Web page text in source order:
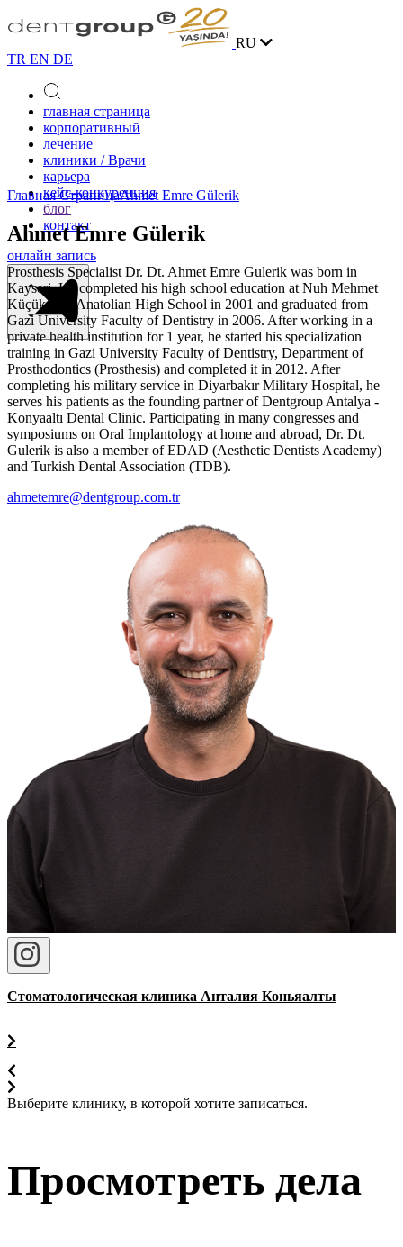
RU
TR EN DE
главная страница
корпоративный
лечение
клиники / Врачи
карьера
кейс-конкуренция
блог
контакт
онлайн запись
Главная СтраницаAhmet Emre Gülerik
Ahmet Emre Gülerik
Prosthesis Specialist Dr. Dt. Ahmet Emre Gulerik was born in
Kayseri. He completed his high school education at Nuh Mehmet
Küçükçalık Anatolian High School in 2001 and graduated from
Gazi University Faculty of Dentistry in 2006. After working in a
private health institution for 1 year, he started his specialization
training in Gazi University Faculty of Dentistry, Department of
Prosthodontics (Prosthesis) and completed it in 2012. After
completing his military service in Diyarbakır Military Hospital, he
serves his patients as the founding partner of Dentgroup Antalya -
Konyaaltı Dental Clinic. Participating in many congresses and
symposiums on Oral Implantology at home and abroad, Dr. Dt.
Gulerik is also a member of EDAD (Aesthetic Dentists Academy)
and Turkish Dental Association (TDB).
ahmetemre@dentgroup.com.tr
Стоматологическая клиника Анталия Коньяалты
Выберите клинику, в которой хотите записаться.
Просмотреть дела